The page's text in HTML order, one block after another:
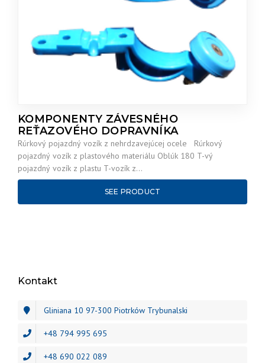
Kontakt
Gliniana 10 97-300 Piotrków Trybunalski
+48 794 995 695
+48 690 022 089
KOMPONENTY ZÁVESNÉHO
REŤAZOVÉHO DOPRAVNÍKA
Rúrkový pojazdný vozík z nehrdzavejúcej ocele Rúrkový
pojazdný vozík z plastového materiálu Oblúk 180 T-vý
pojazdný vozík z plastu T-vozík z…
SEE PRODUCT